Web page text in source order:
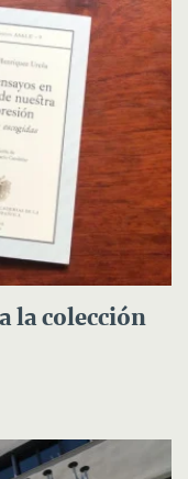
la colección